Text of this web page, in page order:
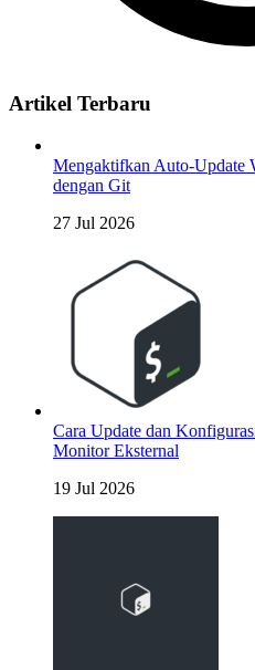
Artikel Terbaru
Mengaktifkan Auto-Update
dengan Git
27 Jul 2026
Cara Update dan
Monitor Eksternal
19 Jul 2026